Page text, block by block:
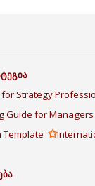
Strategy
Guide for Managers
Template ✩